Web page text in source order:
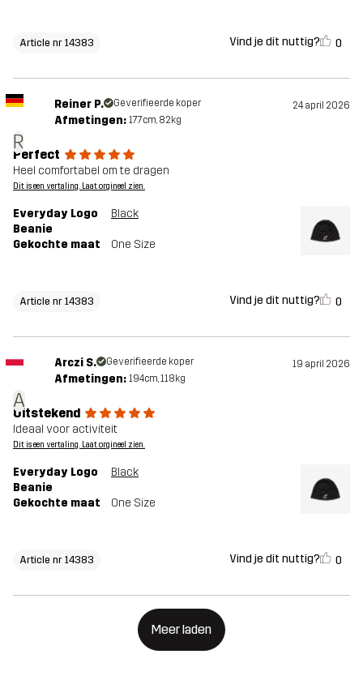
Article nr 14383 Vind je dit nuttig? 0
R
Reiner P. Geverifieerde koper 24 april 2026
Afmetingen: 177cm, 82kg
Perfect
Heel comfortabel om te dragen
Dit is een vertaling. Laat orgineel zien.
Everyday Logo
Beanie
Black
Gekochte maat One Size
Article nr 14383 Vind je dit nuttig? 0
A
Arczi S. Geverifieerde koper 19 april 2026
Afmetingen: 194cm, 118kg
Uitstekend
Ideaal voor activiteit
Dit is een vertaling. Laat orgineel zien.
Everyday Logo
Beanie
Black
Gekochte maat One Size
Article nr 14383 Vind je dit nuttig? 0
Meer laden